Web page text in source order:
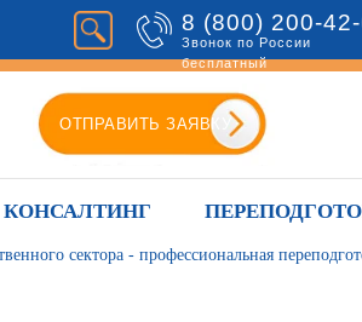
8 (800) 200-
Звонок по России
бесплатный
ОТПРАВИТЬ ЗАЯВКУ
КОНСАЛТИНГ
сектора - профессиональная